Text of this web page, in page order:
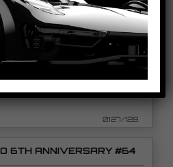
0127/128
6TH ANNIVERSARY #64